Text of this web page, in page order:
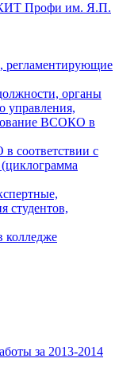
Профи им. Я.П.
регламентирующие
органы
управления,
ВСОКО в
соответствии с
студентов,
колледже
за 2013-2014